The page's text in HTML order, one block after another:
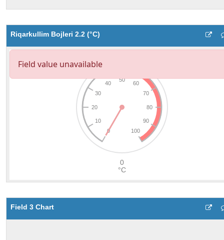
Riqarkullim Bojleri 2.2 (°C)
Field 3 Chart